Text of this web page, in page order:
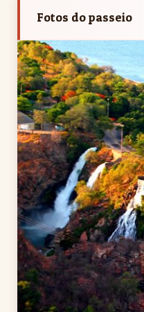
Fotos do passeio